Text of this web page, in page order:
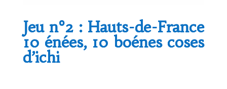
Jeu n°2 : Hauts-de-France
10 énées, 10 boénes coses
d’ichi